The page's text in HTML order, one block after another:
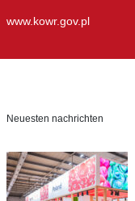
www.kowr.gov.pl
Neuesten nachrichten